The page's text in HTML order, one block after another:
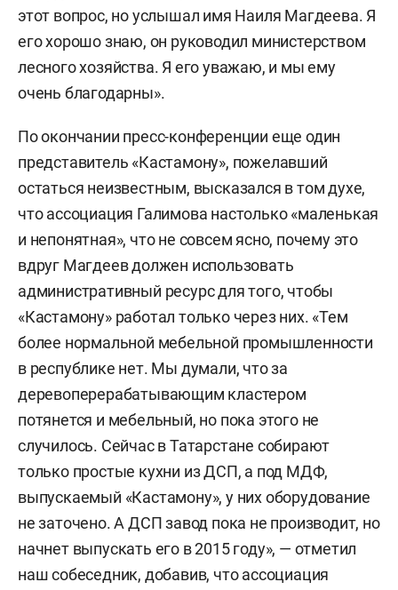
этот вопрос, но услышал имя Наиля Магдеева. Я
его хорошо знаю, он руководил министерством
лесного хозяйства. Я его уважаю, и мы ему
очень благодарны».
По окончании пресс-конференции еще один
представитель «Кастамону», пожелавший
остаться неизвестным, высказался в том духе,
что ассоциация Галимова настолько «маленькая
и непонятная», что не совсем ясно, почему это
вдруг Магдеев должен использовать
административный ресурс для того, чтобы
«Кастамону» работал только через них. «Тем
более нормальной мебельной промышленности
в республике нет. Мы думали, что за
деревоперерабатывающим кластером
потянется и мебельный, но пока этого не
случилось. Сейчас в Татарстане собирают
только простые кухни из ДСП, а под МДФ,
выпускаемый «Кастамону», у них оборудование
не заточено. А ДСП завод пока не производит, но
начнет выпускать его в 2015 году», — отметил
наш собеседник, добавив, что ассоциация